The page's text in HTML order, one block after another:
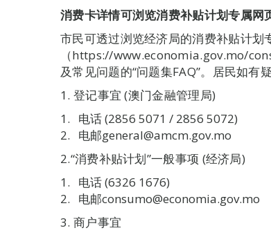
消费卡详情可浏览消费补贴计划专属网
市民可透过浏览经济局的消费补贴计划
（https://www.economia.gov.mo/
及常见问题的“问题集FAQ”。居民如有
1. 登记事宜 (澳门金融管理局)
电话 (2856 5071 / 2856 5072)
电邮general@amcm.gov.mo
2.“消费补贴计划”一般事项 (经济局)
电话 (6326 1676)
电邮consumo@economia.gov.mo
3. 商户事宜